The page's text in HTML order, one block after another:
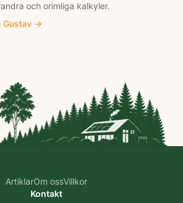
och orimliga kalkyler.
Gustav →
ArtiklarOm ossVillkor
Kontakt